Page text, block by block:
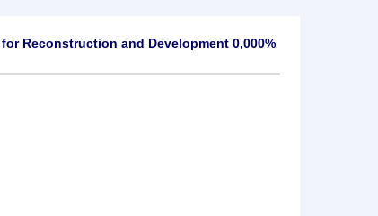
Reconstruction and Development 0,000%